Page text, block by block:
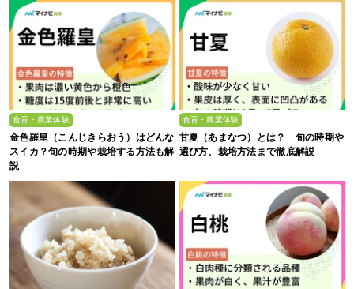
食育・農業体験
金色羅皇（こんじきらおう）はどんな
スイカ？旬の時期や栽培する方法も解
説
食育・農業体験
甘夏（あまなつ）とは？ 旬の時期や
選び方、栽培方法まで徹底解説